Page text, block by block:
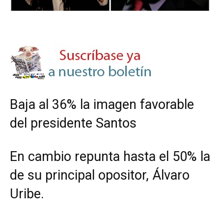
Baja al 36% la imagen favorable
del presidente Santos
En cambio repunta hasta el 50% la
de su principal opositor, Álvaro
Uribe.